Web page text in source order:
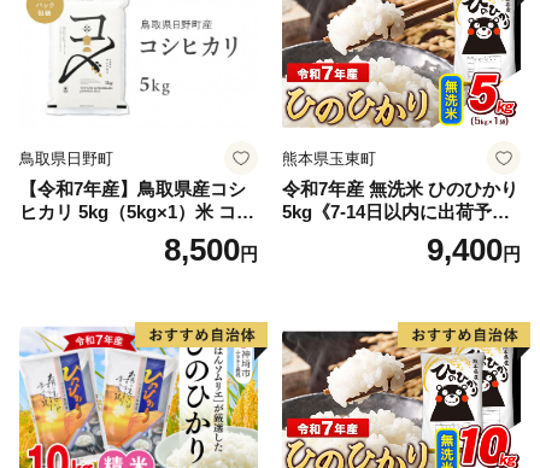
鳥取県日野町
【令和7年産】鳥取県産コシ
ヒカリ 5kg（5kg×1）米 コシ
ヒカリ こしひかり お米 白米
精米 5キロ おこめ こめ コメ
野町産 Elevation
8,500円
熊本県玉東町
令和7年産 無洗米 ひのひかり
5kg《7-14日以内に出荷予定
(土日祝除く)》コメ 米 無洗米
高レビュー｜人気米 熊本県
9,400円